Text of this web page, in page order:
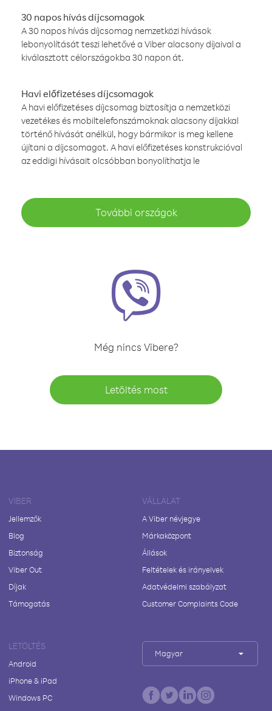
30 napos hívás díjcsomagok
A 30 napos hívás díjcsomag nemzetközi hívások
lebonyolítását teszi lehetővé a Viber alacsony díjaival a
kiválasztott célországokba 30 napon át.
Havi előfizetéses díjcsomagok
A havi előfizetéses díjcsomag biztosítja a nemzetközi
vezetékes és mobiltelefonszámoknak alacsony díjakkal
történő hívását anélkül, hogy bármikor is meg kellene
újítani a díjcsomagot. A havi előfizetéses konstrukcióval
az eddigi hívásait olcsóbban bonyolíthatja le
További országok
Még nincs Vibere?
Letöltés most
VIBER
Jellemzők
Blog
Biztonság
Viber Out
Díjak
Támogatás
VÁLLALAT
A Viber névjegye
Márkaközpont
Állások
Feltételek és irányelvek
Adatvédelmi szabályzat
Customer Complaints Code
LETÖLTÉS
Android
iPhone & iPad
Windows PC
Magyar